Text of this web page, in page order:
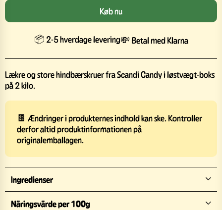
Køb nu
📦 2-5 hverdage levering💸 Betal med Klarna
Lækre og store hindbærskruer fra Scandi Candy i løstvægt-boks
på 2 kilo.
🍫 Ændringer i produkternes indhold kan ske. Kontroller
derfor altid produktinformationen på
originalemballagen.
Ingredienser
Näringsvärde per 100g